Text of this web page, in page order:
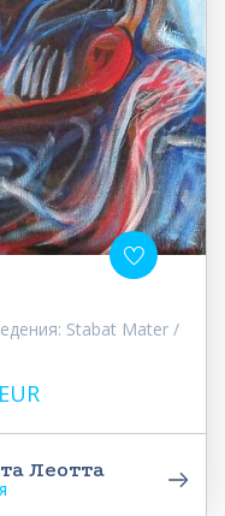
Stabat Mater /
Леотта